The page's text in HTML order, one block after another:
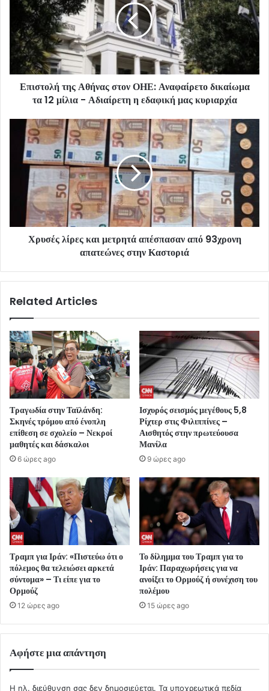
Επιστολή της Αθήνας στον ΟΗΕ: Αναφαίρετο δικαίωμα
τα 12 μίλια - Αδιαίρετη η εδαφική μας κυριαρχία
Χρυσές λίρες και μετρητά απέσπασαν από 93χρονη
απατεώνες στην Καστοριά
Related Articles
Τραγωδία στην Ταϊλάνδη:
Σκηνές τρόμου από ένοπλη
επίθεση σε σχολείο – Νεκροί
μαθητές και δάσκαλοι
6 ώρες ago
Ισχυρός σεισμός μεγέθους 5,8
Ρίχτερ στις Φιλιππίνες –
Αισθητός στην πρωτεύουσα
Μανίλα
9 ώρες ago
Τραμπ για Ιράν: «Πιστεύω ότι ο
πόλεμος θα τελειώσει αρκετά
σύντομα» – Τι είπε για το
Ορμούζ
12 ώρες ago
Το δίλημμα του Τραμπ για το
Ιράν: Παραχωρήσεις για να
ανοίξει το Ορμούζ ή συνέχιση του
πολέμου
15 ώρες ago
Αφήστε μια απάντηση
Η ηλ. διεύθυνση σας δεν δημοσιεύεται. Τα υποχρεωτικά πεδία